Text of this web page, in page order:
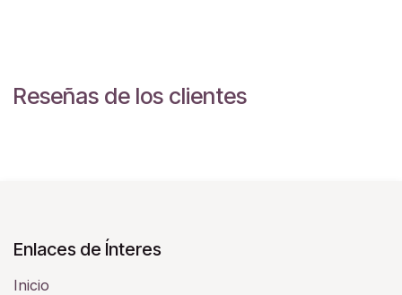
Reseñas de los clientes
Enlaces de Ínteres
Inicio